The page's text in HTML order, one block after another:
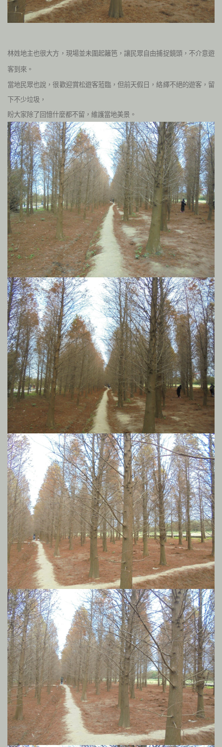
林姓地主也很大方，現場並未圍起籬笆，讓民眾自由捕捉鏡頭，不介意遊
客到來。
當地民眾也說，很歡迎賞松遊客蒞臨，但前天假日，絡繹不絕的遊客，留
下不少垃圾，
盼大家除了回憶什麼都不留，維護當地美景。